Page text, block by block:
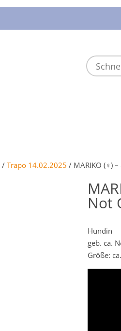
/ Trapo 14.02.2025 / MARIKO (♀)
Not
Hündin
geb. ca.
Größe: